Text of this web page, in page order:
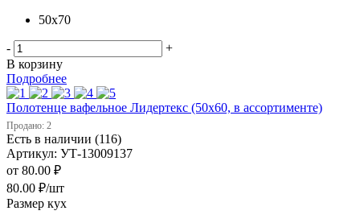
50х70
-
+
В корзину
Подробнее
Полотенце вафельное Лидертекс (50х60, в ассортименте)
Продано: 2
Есть в наличии (116)
Артикул: УТ-13009137
от 80.00 ₽
80.00 ₽/шт
Размер кух